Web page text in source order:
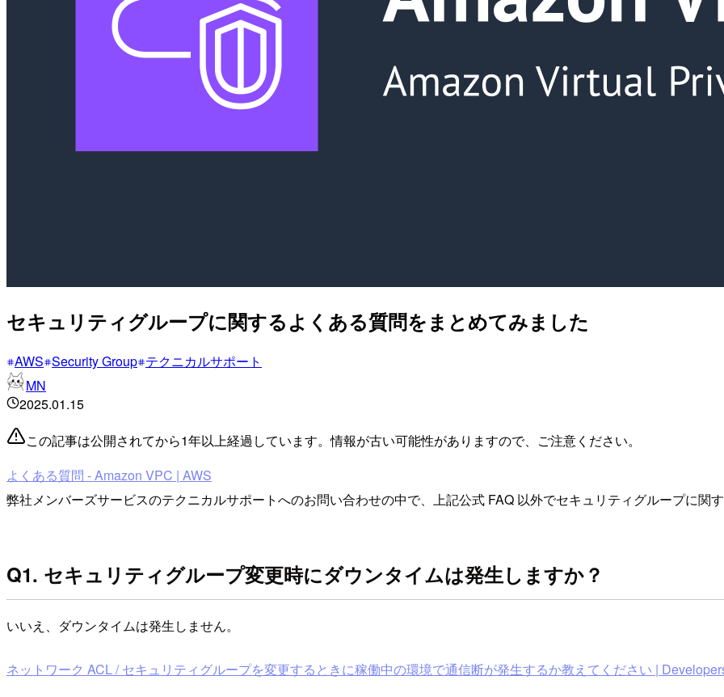
セキュリティグループに関するよくある質問をまとめてみました
AWS Security Group テクニカルサポート
MN
2025.01.15
この記事は公開されてから1年以上経過しています。情報が古い可能性がありますので、ご注意ください。
よくある質問 - Amazon VPC | AWS
弊社メンバーズサービスのテクニカルサポートへのお問い合わせの中で、上記公式 FAQ 以外でセキュリティグループに関
Q1. セキュリティグループ変更時にダウンタイムは発生しますか？
いいえ、ダウンタイムは発生しません。
ネットワーク ACL / セキュリティグループを変更するときに稼働中の環境で通信断が発生するか教えてください |